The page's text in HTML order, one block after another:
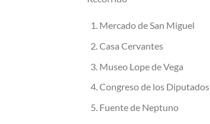
Mercado de San Miguel
Casa Cervantes
Museo Lope de Vega
Congreso de los Diputados
Fuente de Neptuno